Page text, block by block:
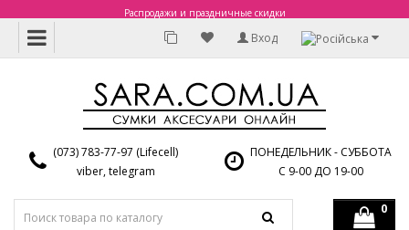
Распродажи и праздничные скидки
Вход
(073) 783-77-97 (Lifecell)
viber, telegram
ПОНЕДЕЛЬНИК - СУББОТА
С 9-00 ДО 19-00
0